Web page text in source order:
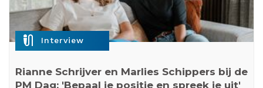
mic_external_on Interview
Rianne Schrijver en Marlies Schippers bij de
PM Dag: 'Bepaal je positie en spreek je uit'